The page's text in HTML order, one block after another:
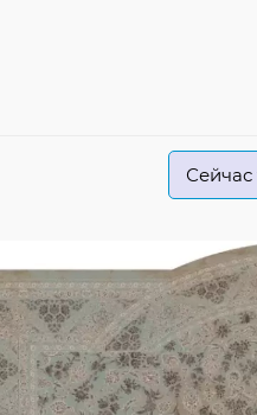
Сейчас